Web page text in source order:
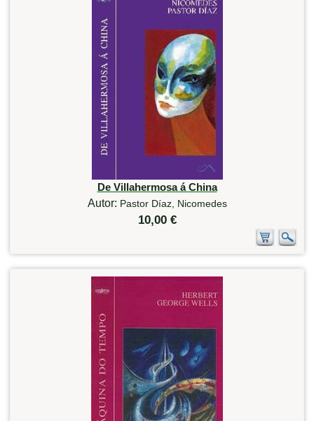
De Villahermosa á China
Autor: Pastor Díaz, Nicomedes
10,00 €